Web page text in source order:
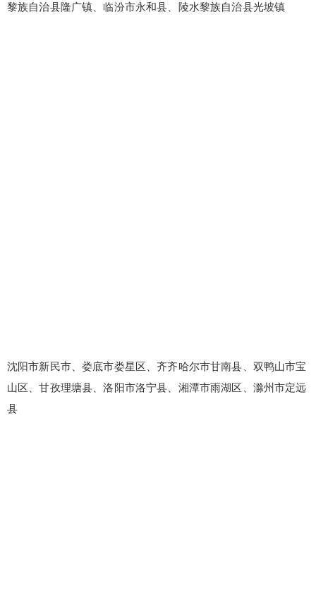
黎族自治县隆广镇、临汾市永和县、陵水黎族自治县光坡镇
沈阳市新民市、娄底市娄星区、齐齐哈尔市甘南县、双鸭山市宝
山区、甘孜理塘县、洛阳市洛宁县、湘潭市雨湖区、滁州市定远
县